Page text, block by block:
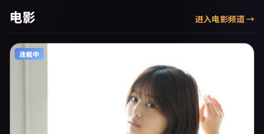
电影 进入电影频道 →
连载中